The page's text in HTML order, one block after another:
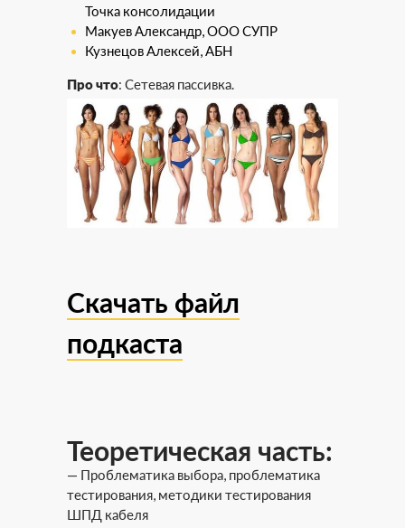
Точка консолидации
Макуев Александр, ООО СУПР
Кузнецов Алексей, АБН
Про что: Сетевая пассивка.
Скачать файл
подкаста
Теоретическая часть:
— Проблематика выбора, проблематика
тестирования, методики тестирования
ШПД кабеля